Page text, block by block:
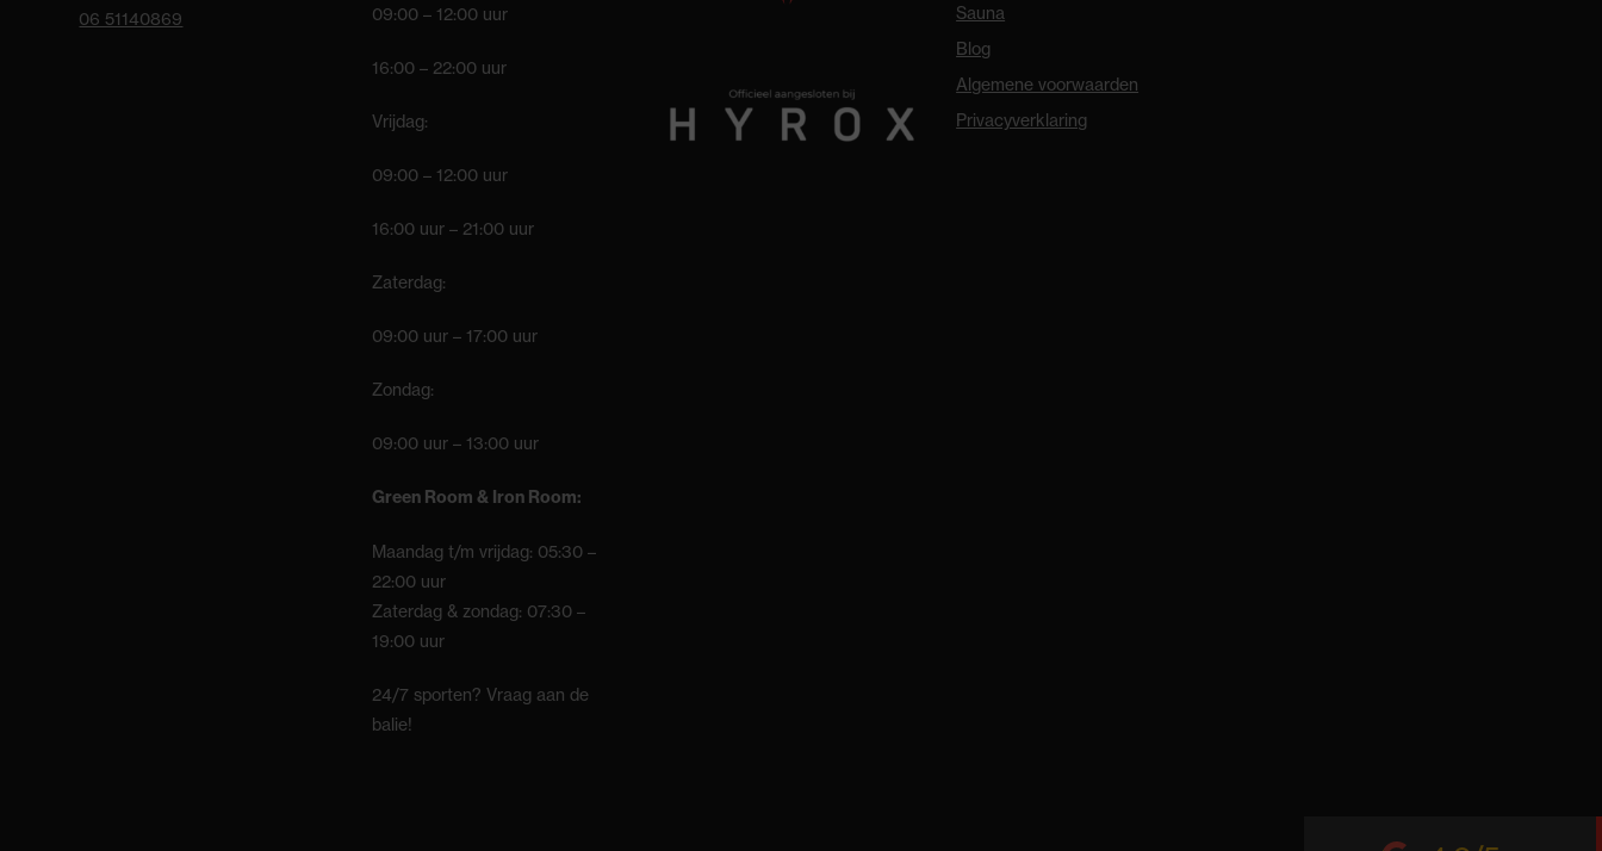
06 51140869
09:00 – 12:00 uur
16:00 – 22:00 uur
Vrijdag:
09:00 – 12:00 uur
16:00 uur – 21:00 uur
Zaterdag:
09:00 uur – 17:00 uur
Zondag:
09:00 uur – 13:00 uur
Green Room & Iron Room:
Maandag t/m vrijdag: 05:30 –
22:00 uur
Zaterdag & zondag: 07:30 –
19:00 uur
24/7 sporten? Vraag aan de
balie!
Sauna
Blog
Algemene voorwaarden
Privacyverklaring